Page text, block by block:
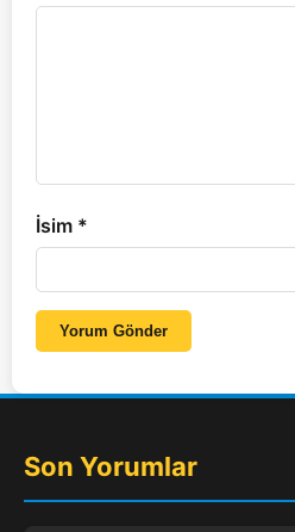
İsim *
Yorum Gönder
Son Yorumlar